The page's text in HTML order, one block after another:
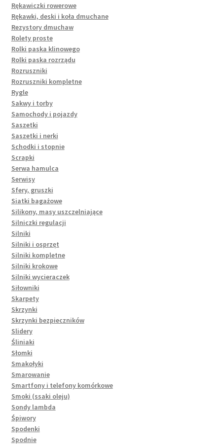
Rękawiczki rowerowe
Rękawki, deski i koła dmuchane
Rezystory dmuchaw
Rolety proste
Rolki paska klinowego
Rolki paska rozrządu
Rozruszniki
Rozruszniki kompletne
Rygle
Sakwy i torby
Samochody i pojazdy
Saszetki
Saszetki i nerki
Schodki i stopnie
Scrapki
Serwa hamulca
Serwisy
Sfery, gruszki
Siatki bagażowe
Silikony, masy uszczelniające
Silniczki regulacji
Silniki
Silniki i osprzęt
Silniki kompletne
Silniki krokowe
Silniki wycieraczek
Siłowniki
Skarpety
Skrzynki
Skrzynki bezpieczników
Slidery
Śliniaki
Słomki
Smakołyki
Smarowanie
Smartfony i telefony komórkowe
Smoki (ssaki oleju)
Sondy lambda
Śpiwory
Spodenki
Spodnie